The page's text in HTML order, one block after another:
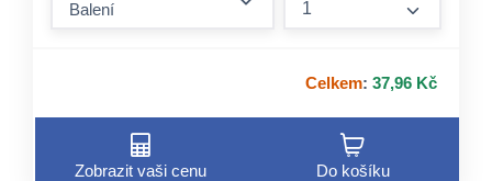
když jsou vlhké, netrhá se snadno.
Celkem: 37,96 Kč
Zobrazit vaši cenu Do košíku